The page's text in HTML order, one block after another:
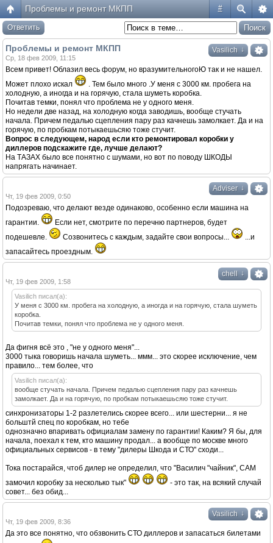
#
Проблемы и ремонт МКПП
Ответить
Vasilich ↓
Проблемы и ремонт МКПП
Ср, 18 фев 2009, 11:15
Всем привет! Облазил весь форум, но вразумительногоЮ так и не нашел.
Может плохо искал
. Тем было много .У меня с 3000 км. пробега на
холодную, а иногда и на горячую, стала шуметь коробка.
Почитав темки, понял что проблема не у одного меня.
Но недели две назад, на холодную когда заводишь, вообще стучать
начала. Причем педалью сцепления пару раз качнешь замолкает. Да и на
горячую, по пробкам потыкаешьсяю тоже стучит.
Вопрос в следующем, народ если кто ремонтировал коробки у
диллеров подскажите где, лучше делают?
На ТАЗАХ было все понятно с шумами, но вот по поводу ШКОДЫ
напрягать начинает.
Adviser ↓
Чт, 19 фев 2009, 0:50
Подозреваю, что делают везде одинаково, особенно если машина на
гарантии.
Если нет, смотрите по перечню партнеров, будет
подешевле.
Созвонитесь с каждым, задайте свои вопросы...
...и
запасайтесь проездным.
chell ↓
Чт, 19 фев 2009, 1:58
Vasilich писал(а):
У меня с 3000 км. пробега на холодную, а иногда и на горячую, стала шуметь
коробка.
Почитав темки, понял что проблема не у одного меня.
Да фигня всё это , "не у одного меня"...
3000 тыка говоришь начала шуметь... ммм... это скорее исключение, чем
правило... тем более, что
Vasilich писал(а):
вообще стучать начала. Причем педалью сцепления пару раз качнешь
замолкает. Да и на горячую, по пробкам потыкаешьсяю тоже стучит.
синхронизаторы 1-2 разлетелись скорее всего... или шестерни... я не
больштй спец по коробкам, но тебе
однозначно впаривать официалам замену по гарантии! Каким? Я бы, для
начала, поехал к тем, кто машину продал... а вообще по москве много
официальных сервисов - в тему "дилеры Шкода и СТО" сходи...
Тока постарайся, чтоб дилер не определил, что "Василич "чайник", САМ
замочил коробку за несколько тык"
- это так, на всякий случай
совет... без обид...
Vasilich ↓
Чт, 19 фев 2009, 8:36
Да это все понятно, что обзвонить СТО диллеров и запасаться билетами